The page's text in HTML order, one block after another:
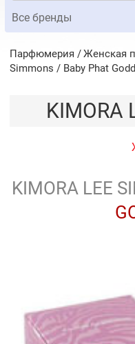
Все бренды
Парфюмерия Женская
Simmons / Baby Phat
KIMORA
KIMORA LEE